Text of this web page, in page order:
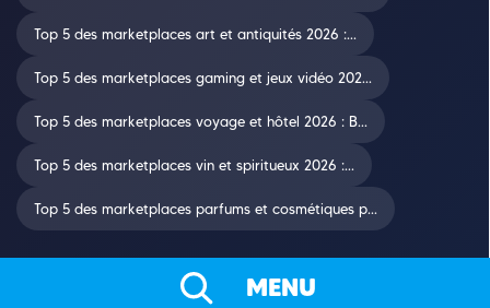
MENU
Top 5 des marketplaces art et antiquités 2026 :...
Top 5 des marketplaces gaming et jeux vidéo 202...
Top 5 des marketplaces voyage et hôtel 2026 : B...
Top 5 des marketplaces vin et spiritueux 2026 :...
Top 5 des marketplaces parfums et cosmétiques p...